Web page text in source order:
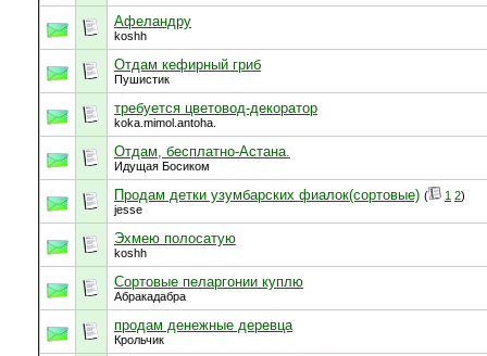
Афеландру
koshh
Отдам кефирный гриб
Пушистик
требуется цветовод-декоратор
koka.mimol.antoha.
Отдам, бесплатно-Астана.
Идущая Босиком
Продам детки узумбарских фиалок(сортовые) ( 1 2)
jesse
Эхмею полосатую
koshh
Сортовые пеларгонии куплю
Абракадабра
продам денежные деревца
Крольчик